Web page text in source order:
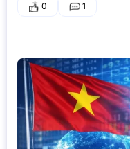
0 1